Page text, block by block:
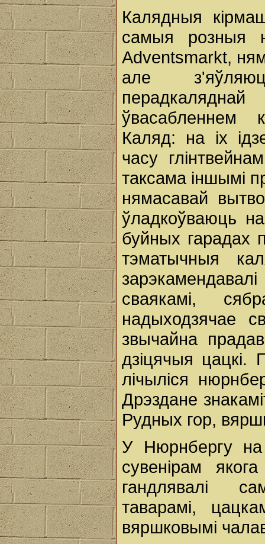
Калядныя
самыя розныя
Adventsmarkt,
але
ўвасабленнем
Каляд: на іх
часу
таксама іншымі
нямасавай
ўладкоўваюць
буйных гарадах
тэматычныя
сваякамі,
надыходзячае
звычайна
дзіцячыя цацкі.
лічыліся
Дрэздане
Рудных гор,
У Нюрнбергу
сувенірам
гандлявалі
таварамі,
вяршковымі